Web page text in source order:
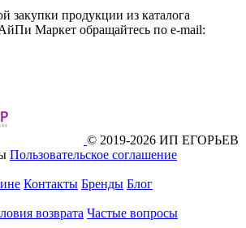
закупки продукции из каталога
Маркет обращайтесь по е-mail:
© 2019-2026 ИП ЕГОРЬЕВ
Пользовательское соглашение
Контакты Бренды Блог
возврата Частые вопросы